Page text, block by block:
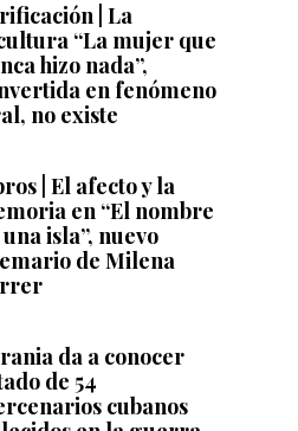
| La
“La mujer que
hizo nada”,
en fenómeno
no existe
| El afecto y la
en “El nombre
isla”, nuevo
de Milena
da a conocer
de 54
cubanos